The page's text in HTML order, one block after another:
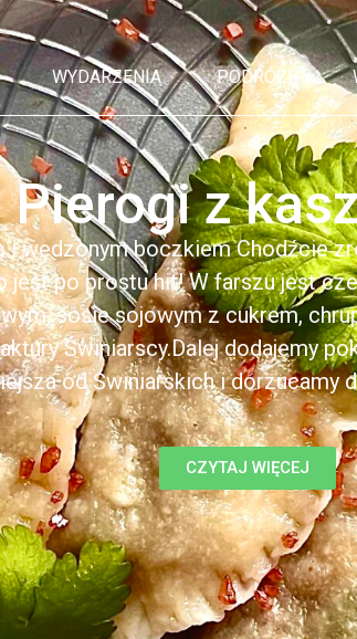
WYDARZENIA PODRÓŻE
Pierogi z
i wędzonym boczkiem Chodźcie
jest po prostu hit! W farszu jest
sosie sojowym z cukrem,
Świniarscy.Dalej dodajemy
od Świniarskich i dorzucamy
CZYTAJ WIĘCEJ